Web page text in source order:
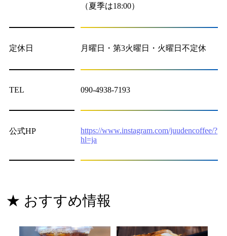
（夏季は18:00）
定休日 月曜日・第3火曜日・火曜日不定休
TEL 090-4938-7193
公式HP
https://www.instagram.com/juudencoffee/?
hl=ja
★ おすすめ情報